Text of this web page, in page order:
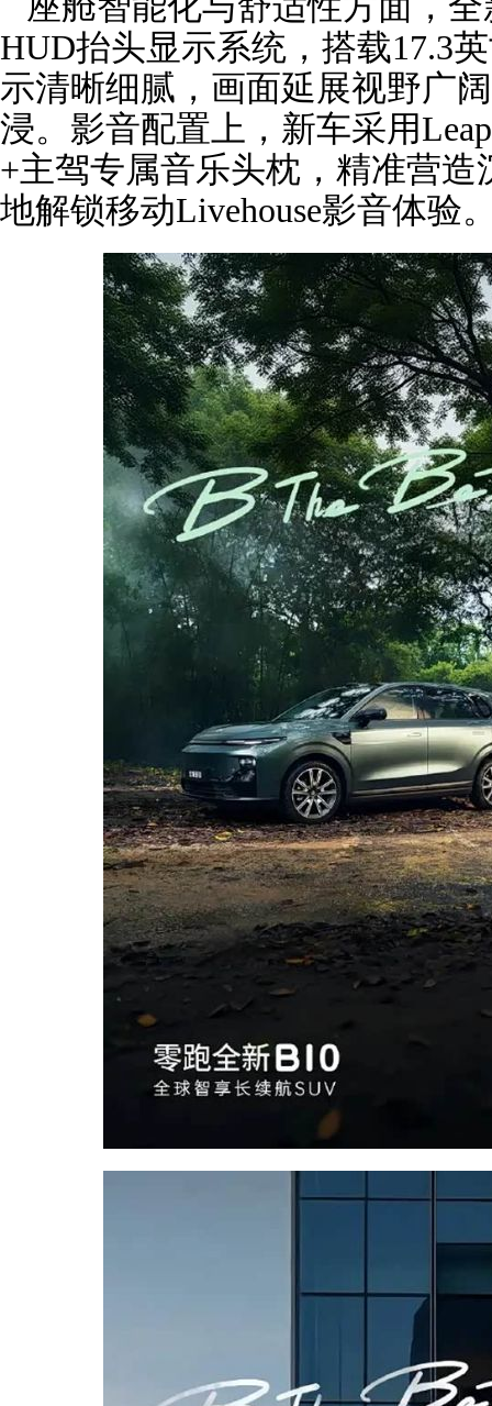
HUD抬头显示系统，搭载17.3
示清晰细腻，画面延展视野广
浸。影音配置上，新车采用
+主驾专属音乐头枕，精准营
地解锁移动Livehouse影音体验